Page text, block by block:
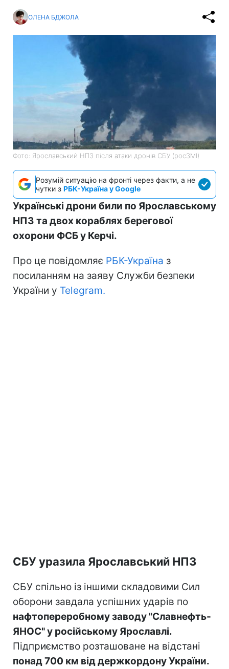
ОЛЕНА БДЖОЛА
Фото: Ярославський НПЗ після атаки дронів СБУ (росЗМІ)
Розумій ситуацію на фронті через факти, а не
чутки з РБК-Україна у Google
Українські дрони били по Ярославському
НПЗ та двох кораблях берегової
охорони ФСБ у Керчі.
Про це повідомляє РБК-Україна з
посиланням на заяву Служби безпеки
України у Telegram.
СБУ уразила Ярославський НПЗ
СБУ спільно із іншими складовими Сил
оборони завдала успішних ударів по
нафтопереробному заводу "Славнефть-
ЯНОС" у російському Ярославлі.
Підприємство розташоване на відстані
понад 700 км від держкордону України.